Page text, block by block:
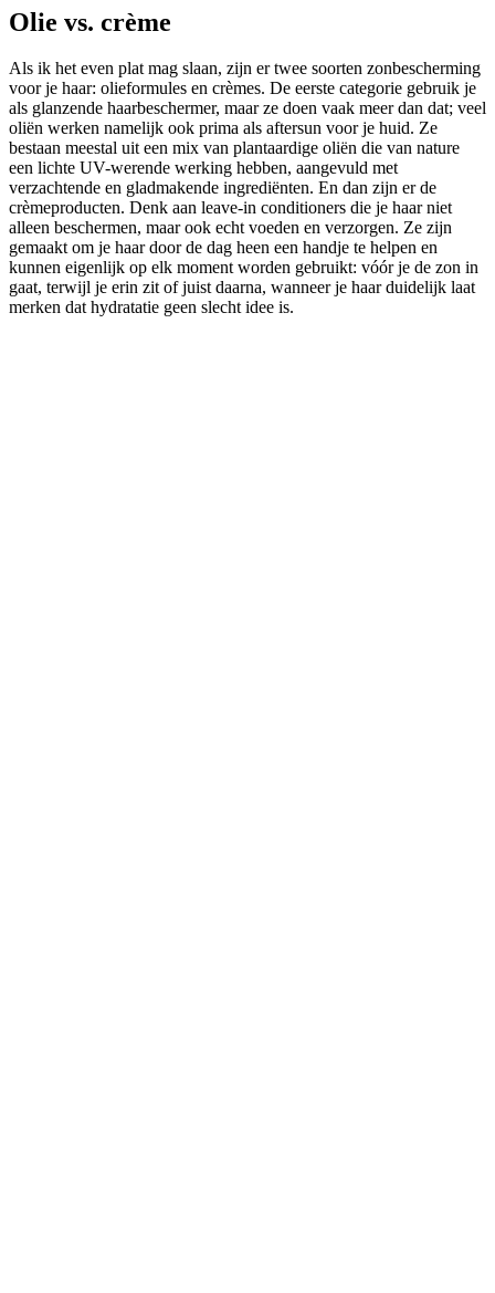
Olie vs. crème
Als ik het even plat mag slaan, zijn er twee soorten zonbescherming
voor je haar: olieformules en crèmes. De eerste categorie gebruik je
als glanzende haarbeschermer, maar ze doen vaak meer dan dat; veel
oliën werken namelijk ook prima als aftersun voor je huid. Ze
bestaan meestal uit een mix van plantaardige oliën die van nature
een lichte UV-werende werking hebben, aangevuld met
verzachtende en gladmakende ingrediënten. En dan zijn er de
crèmeproducten. Denk aan leave-in conditioners die je haar niet
alleen beschermen, maar ook echt voeden en verzorgen. Ze zijn
gemaakt om je haar door de dag heen een handje te helpen en
kunnen eigenlijk op elk moment worden gebruikt: vóór je de zon in
gaat, terwijl je erin zit of juist daarna, wanneer je haar duidelijk laat
merken dat hydratatie geen slecht idee is.